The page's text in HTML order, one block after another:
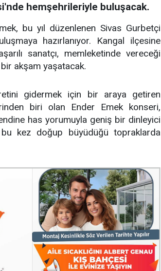
hemşehrileriyle buluşacak.
bu yıl düzenlenen Sivas Gurbetçi
hazırlanıyor. Kangal ilçesine
sanatçı, memleketinde vereceği
akşam yaşatacak.
gidermek için bir araya getiren
biri olan Ender Emek konseri,
has yorumuyla geniş bir dinleyici
kez doğup büyüdüğü topraklarda